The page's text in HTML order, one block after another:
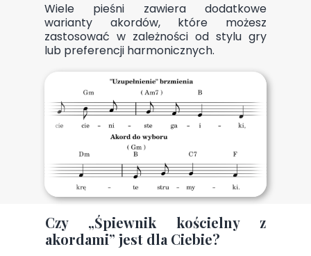
Wiele pieśni zawiera dodatkowe
warianty akordów, które możesz
zastosować w zależności od stylu gry
lub preferencji harmonicznych.
Czy „Śpiewnik kościelny z
akordami” jest dla Ciebie?